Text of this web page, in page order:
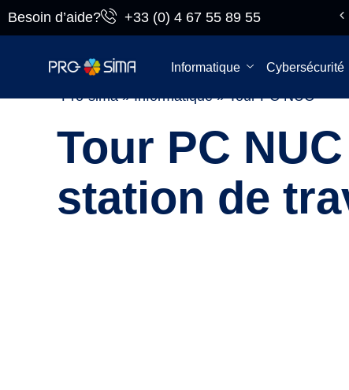
Besoin d’aide?
+33 (0) 4 67 55 89 55
vendredi
Informatique Cybersécurité
Pro-sima»Informatique»Tour PC NUC
Tour PC
station de